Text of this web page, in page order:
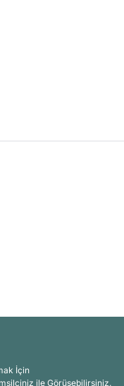
İçin
ile Görüşebilirsiniz.